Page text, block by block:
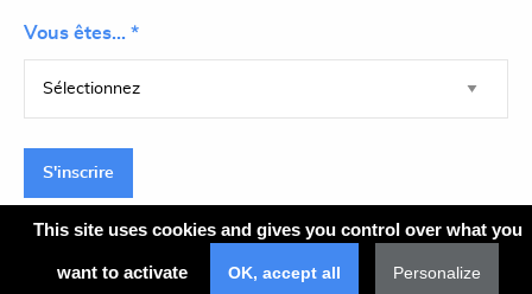
Vous êtes... *
S'inscrire
This site uses cookies and gives you control over what you
want to activate OK, accept all Personalize